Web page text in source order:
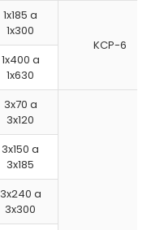
1x185 a
1x300
KCP-6
1x400 a
1x630
3x70 a
3x120
3x150 a
3x185
3x240 a
3x300